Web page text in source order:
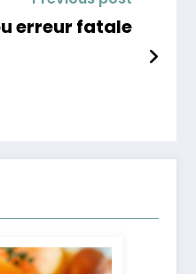
erreur fatale